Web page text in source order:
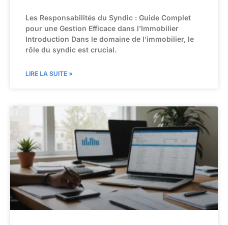
Les Responsabilités du Syndic : Guide Complet
pour une Gestion Efficace dans l’Immobilier
Introduction Dans le domaine de l’immobilier, le
rôle du syndic est crucial.
LIRE LA SUITE »